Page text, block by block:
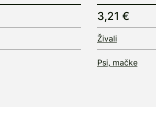
3,21 €
Živali
Psi, mačke